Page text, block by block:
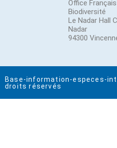
Office
Biodiversité
Le Nadar Hall
Nadar
94300
Base-information-especes-
droits réservés